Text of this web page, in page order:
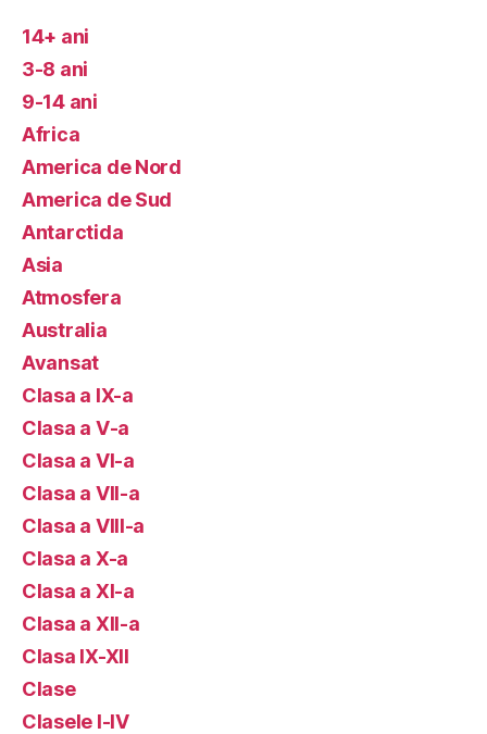
14+ ani
3-8 ani
9-14 ani
Africa
America de Nord
America de Sud
Antarctida
Asia
Atmosfera
Australia
Avansat
Clasa a IX-a
Clasa a V-a
Clasa a VI-a
Clasa a VII-a
Clasa a VIII-a
Clasa a X-a
Clasa a XI-a
Clasa a XII-a
Clasa IX-XII
Clase
Clasele I-IV